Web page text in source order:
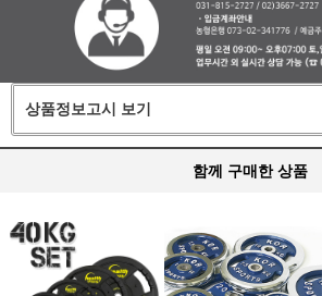
상품정보고시 보기
함께 구매한 상품